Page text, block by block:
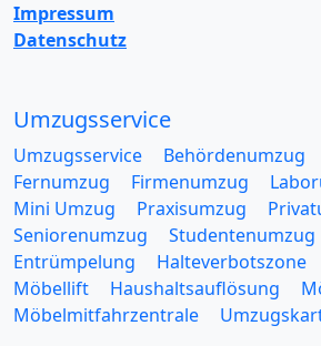
Impressum
Datenschutz
Umzugsservice
Umzugsservice Behördenumzug
Fernumzug
Firmenumzug
Mini Umzug
Praxisumzug
Seniorenumzug
Studentenumzug
Entrümpelung
Halteverbotszone
Möbellift
Haushaltsauflösung
Möbelmitfahrzentrale